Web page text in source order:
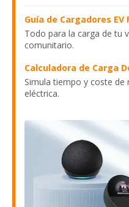
Guía de Cargadores EV
Todo para la carga de tu
comunitario.
Calculadora de Carga
Simula tiempo y coste de
eléctrica.